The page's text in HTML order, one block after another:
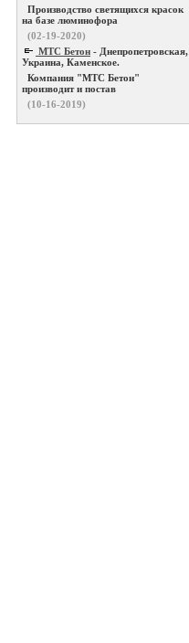
Производство светящихся красок
на базе люминофора
(02-19-2020)
МТС Бетон - Днепропетровская,
Украина, Каменское.
Компания "МТС Бетон"
производит и постав
(10-16-2019)